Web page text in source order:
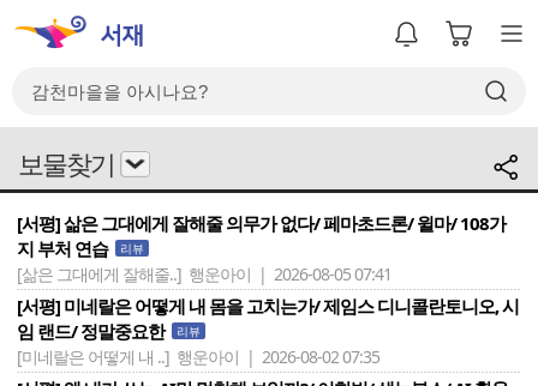
보물찾기
[서평] 삶은 그대에게 잘해줄 의무가 없다/ 페마초드론/ 윌마/ 108가
지 부처 연습
리뷰
[삶은 그대에게 잘해줄..] 행운아이 | 2026-08-05 07:41
[서평] 미네랄은 어떻게 내 몸을 고치는가/ 제임스 디니콜란토니오, 시
임 랜드/ 정말중요한
리뷰
[미네랄은 어떻게 내 ..] 행운아이 | 2026-08-02 07:35